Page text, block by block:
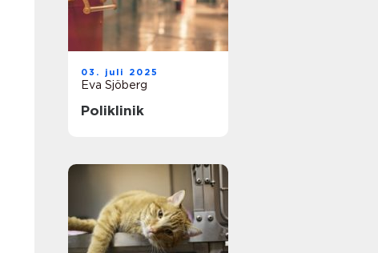
03. juli 2025
Eva Sjöberg
Poliklinik